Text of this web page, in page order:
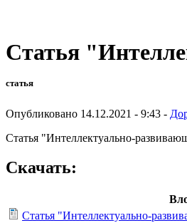
Статья
статья
Опубликовано 14.12.2021 - 9:43 -
Статья "Интеллектуально-
Скачать:
Статья "Интеллектуально-